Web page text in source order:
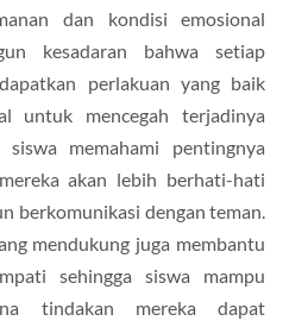
dan kondisi emosional
kesadaran bahwa setiap
perlakuan yang baik
untuk mencegah terjadinya
memahami pentingnya
akan lebih berhati-hati
berkomunikasi dengan teman.
mendukung juga membantu
sehingga siswa mampu
tindakan mereka dapat